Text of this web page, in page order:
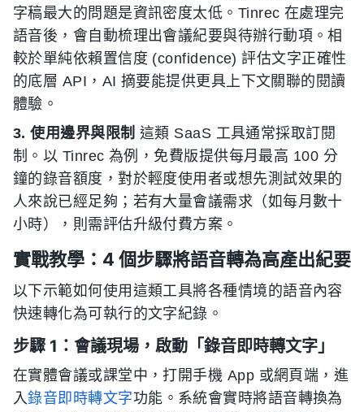
字稿最大的問題是資訊密度太低。Tinrec 在處理完
語音後，會自動梳理出會議紀要與待辦行動項。相
較於單純依賴置信度 (confidence) 評估文字正確性
的底層 API，AI 摘要能提供更具上下文關聯的閱讀
體驗。
3. 使用邊界與限制 這類 SaaS 工具通常採取訂閱
制。以 Tinrec 為例，免費版提供每月最高 100 分
鐘的錄音額度，對於輕度使用者或想先測試效果的
人來說已經足夠；若有大量會議需求（如每月數十
小時），則需評估升級付費方案。
實戰教學：4 個步驟將語音轉為高產出紀要
以下示範如何使用這類工具將各種情境的語音內容
快速轉化為可執行的文字紀錄。
步驟 1：會議現場，啟動「錄音即時轉文字」
在實體會議或課堂中，打開手機 App 或網頁端，進
入錄音即時轉文字功能。系統會實時將語音轉換為